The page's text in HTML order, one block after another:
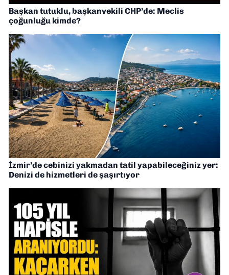
Başkan tutuklu, başkanvekili CHP’de: Meclis
çoğunluğu kimde?
İzmir’de cebinizi yakmadan tatil yapabileceğiniz yer:
Denizi de hizmetleri de şaşırtıyor